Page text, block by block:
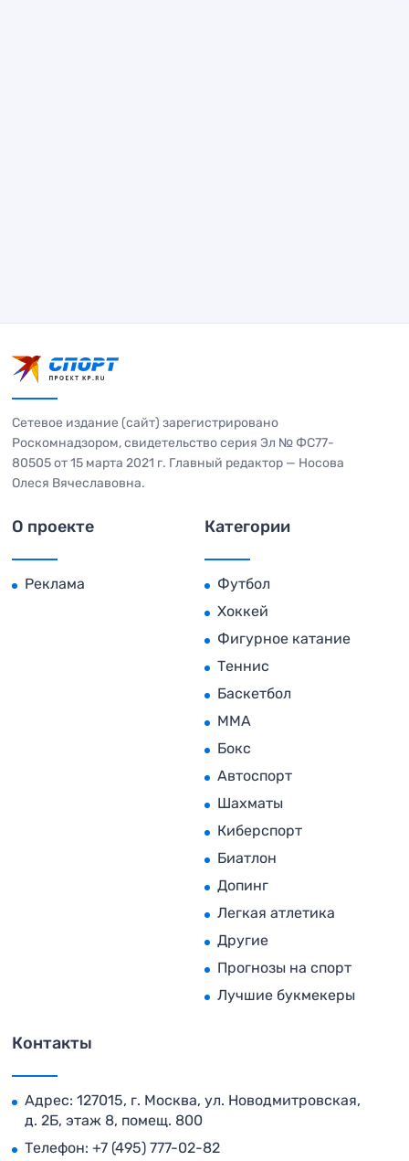
Сетевое издание (сайт) зарегистрировано
Роскомнадзором, свидетельство серия Эл № ФС77-
80505 от 15 марта 2021 г. Главный редактор — Носова
Олеся Вячеславовна.
О проекте
Реклама
Категории
Футбол
Хоккей
Фигурное катание
Теннис
Баскетбол
MMA
Бокс
Автоспорт
Шахматы
Киберспорт
Биатлон
Допинг
Легкая атлетика
Другие
Прогнозы на спорт
Лучшие букмекеры
Контакты
Адрес: 127015, г. Москва, ул. Новодмитровская,
д. 2Б, этаж 8, помещ. 800
Телефон: +7 (495) 777-02-82